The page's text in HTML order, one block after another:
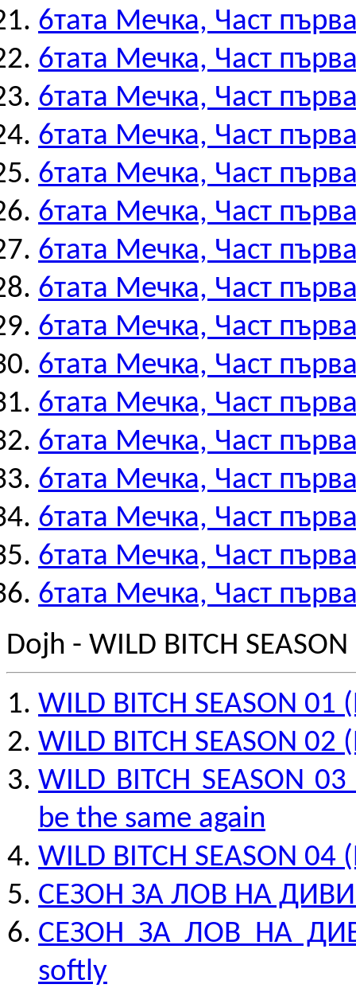
6тата Мечка, Част
6тата Мечка, Част
6тата Мечка, Част
6тата Мечка, Част
6тата Мечка, Част
6тата Мечка, Част
6тата Мечка, Част
6тата Мечка, Част
6тата Мечка, Част
6тата Мечка, Част
6тата Мечка, Част
6тата Мечка, Част
6тата Мечка, Част
6тата Мечка, Част
6тата Мечка, Част
6тата Мечка, Част
Dojh - WILD BITCH SEASON
WILD BITCH SEASON
WILD BITCH SEASON
WILD BITCH SEASON
be the same again
WILD BITCH SEASON
СЕЗОН ЗА ЛОВ НА ДИВИ
СЕЗОН ЗА ЛОВ НА
softly